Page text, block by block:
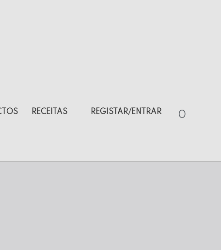
RECEITAS REGISTAR/ENTRAR 0